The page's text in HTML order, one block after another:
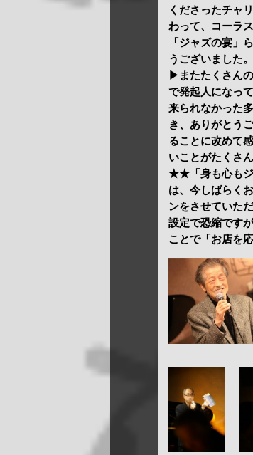
くださったチャ
わって、コーラ
「ジャズの宴」
うございました。
▶またたくさん
で発起人になっ
来られなかった
き、ありがとう
ることに改めて
いことがたくさ
★★「身も心も
は、今しばらく
ンをさせていた
設定で恐縮です
ことで「お店を